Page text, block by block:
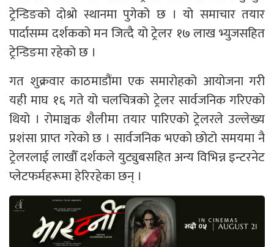
ट्रेन्डिङको दोश्रो स्थानमा पुगेको छ । यो समाचार तयार
पार्दासम्म दर्शकको मन जित्दै यो ट्रेलर १७ लाख भ्युजसहित
ट्रेन्डिङमा रहेको छ ।
गत शुक्रवार काठमाडौंमा एक समारोहको आयोजना गरी
यही माघ १६ गते यो चलचित्रको ट्रेलर सार्वजनिक गरिएको
थियो । रोमाञ्चक शैलीमा तयार पारिएको ट्रेलरले उल्लेख्य
प्रशंसा प्राप्त गरेको छ । सार्वजनिक भएको छोटो समयमा नै
ट्रेलरलाई लाखौँ दर्शकले युट्युबसहित अन्य विभिन्न इन्टरनेट
प्लेटफर्महरूमा हेरिरहेका छन् ।